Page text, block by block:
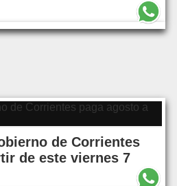
de Corrientes
de este viernes 7